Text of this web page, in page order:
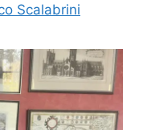
Scalabrini